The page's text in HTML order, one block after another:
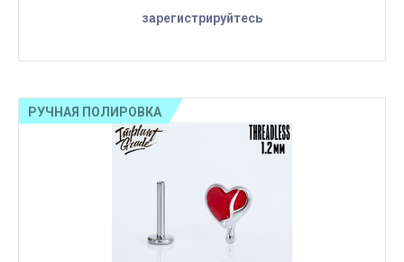
зарегистрируйтесь
РУЧНАЯ ПОЛИРОВКА